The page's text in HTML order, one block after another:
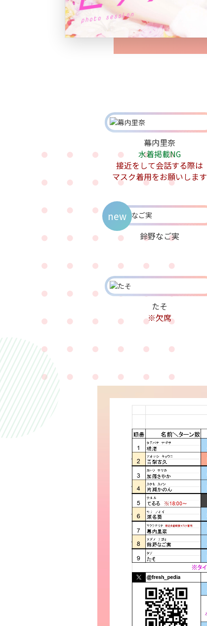
幕内里奈
水着掲載NG
接近をして会話する際は
マスク着用をお願いします
鈴野なご実
new
たそ
※欠席